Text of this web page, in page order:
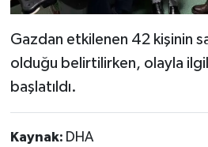
Gazdan etkilenen 42 kişinin
olduğu belirtilirken, olayla
başlatıldı.
Kaynak: DHA